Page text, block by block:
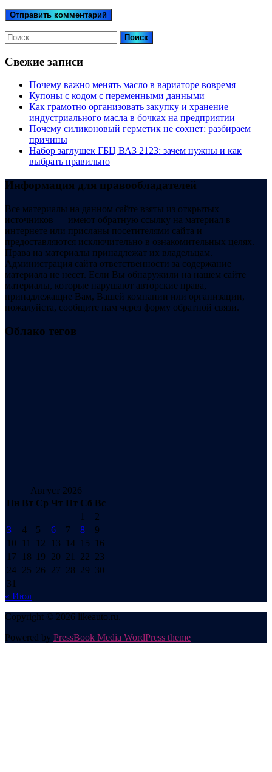
Найти:
Свежие записи
Почему важно менять масло в вариаторе вовремя
Купоны c кодом с переменными данными
Как грамотно организовать закупку и хранение
индустриального масла в бочках на предприятии
Почему силиконовый герметик не сохнет: разбираем
причины
Набор заглушек ГБЦ ВАЗ 2123: зачем нужны и как
выбрать правильно
Информация для правообладателей
Все материалы на данном сайте взяты из открытых
источников — имеют обратную ссылку на материал в
интернете или присланы посетителями сайта и
предоставляются исключительно в ознакомительных целях.
Права на материалы принадлежат их владельцам.
Администрация сайта ответственности за содержание
материала не несет. Если Вы обнаружили на нашем сайте
материалы, которые нарушают авторские права,
принадлежащие Вам, Вашей компании или организации,
пожалуйста, сообщите нам через форму обратной связи.
Облако тегов
Август 2026
Пн Вт Ср Чт Пт Сб Вс
1
2
3
4 5 6 7 8
9
10
11 12 13 14 15
16
17
18 19 20 21 22 23
24 25 26 27 28 29 30
31
« Июл
Copyright © 2026 likeauto.ru.
Powered by PressBook Media WordPress theme